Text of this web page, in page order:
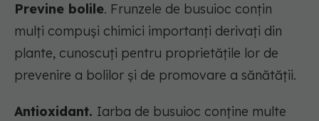
Previne bolile. Frunzele de busuioc conțin
mulți compuși chimici importanți derivați din
plante, cunoscuți pentru proprietățile lor de
prevenire a bolilor și de promovare a sănătății.
Antioxidant. Iarba de busuioc conține multe